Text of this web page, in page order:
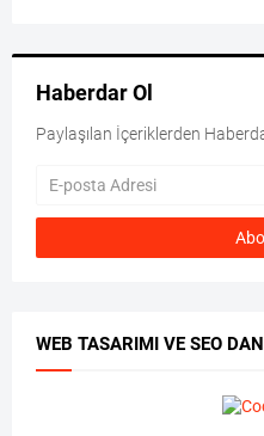
Haberdar Ol
Paylaşılan İçeriklerden
WEB TASARIMI VE SEO